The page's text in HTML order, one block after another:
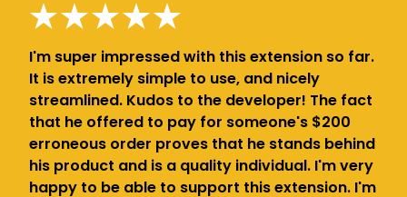
I'm super impressed with this extension so far.
It is extremely simple to use, and nicely
streamlined. Kudos to the developer! The fact
that he offered to pay for someone's $200
erroneous order proves that he stands behind
his product and is a quality individual. I'm very
happy to be able to support this extension. I'm